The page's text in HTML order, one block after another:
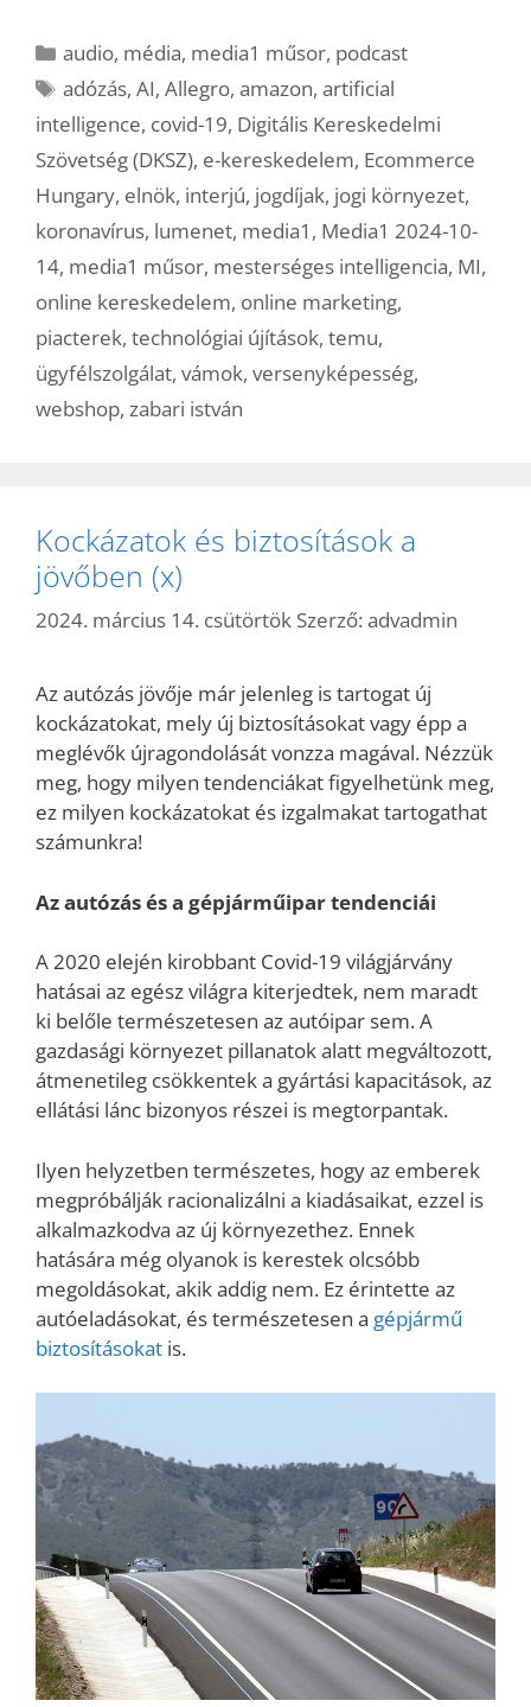
Kategória
audio, média, media1 műsor, podcast
Címkék
adózás,AI,Allegro,amazon,artificial
intelligence, covid-19, Digitális Kereskedelmi
Szövetség (DKSZ), e-kereskedelem, Ecommerce
Hungary, elnök, interjú, jogdíjak, jogi környezet,
koronavírus, lumenet, media1 , Media1 2024-10-
14, media1 műsor, mesterséges intelligencia, MI,
online kereskedelem, online marketing,
piacterek, technológiai újítások, temu,
ügyfélszolgálat, vámok, versenyképesség,
webshop, zabari istván
Kockázatok és biztosítások a
jövőben (x)
2024. március 14. csütörtök Szerző: advadmin
Az autózás jövője már jelenleg is tartogat új
kockázatokat, mely új biztosításokat vagy épp a
meglévők újragondolását vonzza magával. Nézzük
meg, hogy milyen tendenciákat figyelhetünk meg,
ez milyen kockázatokat és izgalmakat tartogathat
számunkra!
Az autózás és a gépjárműipar tendenciái
A 2020 elején kirobbant Covid-19 világjárvány
hatásai az egész világra kiterjedtek, nem maradt
ki belőle természetesen az autóipar sem. A
gazdasági környezet pillanatok alatt megváltozott,
átmenetileg csökkentek a gyártási kapacitások, az
ellátási lánc bizonyos részei is megtorpantak.
Ilyen helyzetben természetes, hogy az emberek
megpróbálják racionalizálni a kiadásaikat, ezzel is
alkalmazkodva az új környezethez. Ennek
hatására még olyanok is kerestek olcsóbb
megoldásokat, akik addig nem. Ez érintette az
autóeladásokat, és természetesen a gépjármű
biztosításokat is.